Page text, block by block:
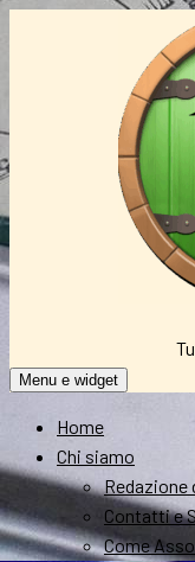
Menu e widget
Home
Chi siamo
Redazione
Contatti e
Come